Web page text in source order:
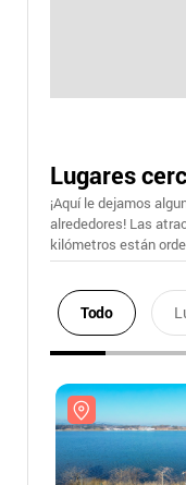
Lugares
¡Aquí le dejamos
alrededores! Las
kilómetros están
Todo